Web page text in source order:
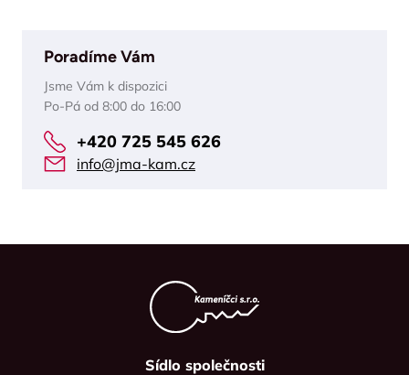
Poradíme Vám
Jsme Vám k dispozici
Po-Pá od 8:00 do 16:00
+420 725 545 626
info@jma-kam.cz
Sídlo společnosti